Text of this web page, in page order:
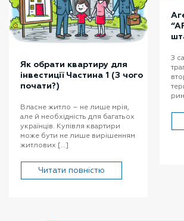
Як обрати квартиру для
інвестиції Частина 1 (З чого
почати?)
Власне житло – не лише мрія,
але й необхідність для багатьох
українців. Купівля квартири
може бути не лише вирішенням
житлових […]
Читати повністю
З